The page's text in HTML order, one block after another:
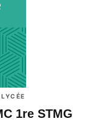
1re STMG